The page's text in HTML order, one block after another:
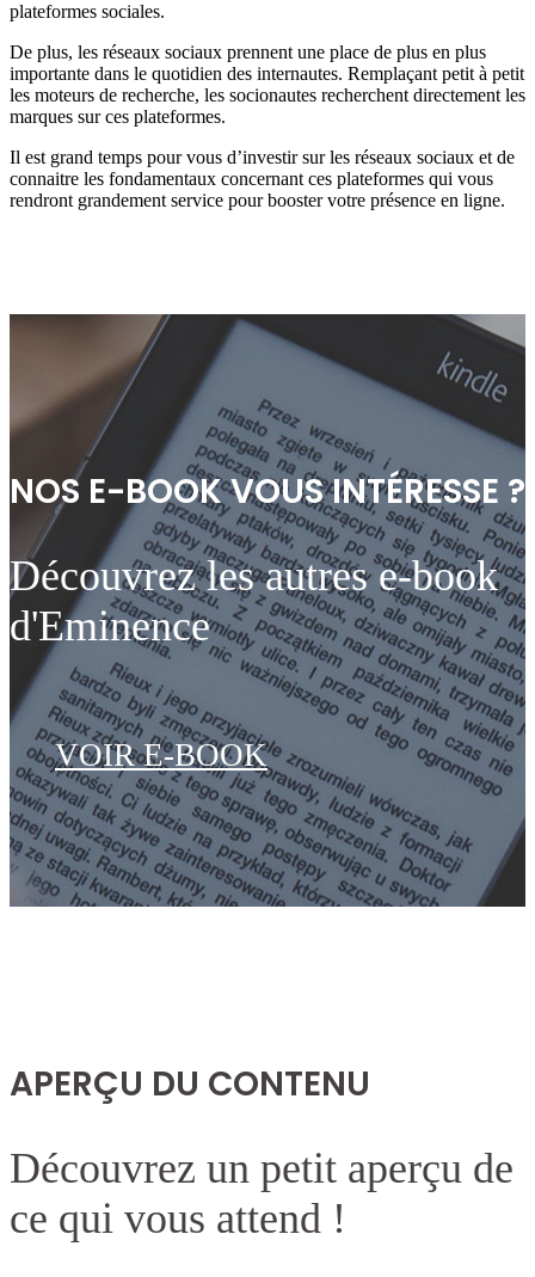
plateformes sociales.
De plus, les réseaux sociaux prennent une place de plus en plus
importante dans le quotidien des internautes. Remplaçant petit à petit
les moteurs de recherche, les socionautes recherchent directement les
marques sur ces plateformes.
Il est grand temps pour vous d’investir sur les réseaux sociaux et de
connaitre les fondamentaux concernant ces plateformes qui vous
rendront grandement service pour booster votre présence en ligne.
NOS E-BOOK VOUS INTÉRESSE ?
Découvrez les autres e-book
d'Eminence
VOIR E-BOOK
APERÇU DU CONTENU
Découvrez un petit aperçu de
ce qui vous attend !